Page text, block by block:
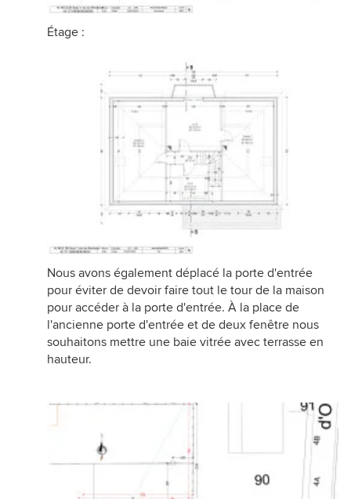
Étage :
Nous avons également déplacé la porte d'entrée
pour éviter de devoir faire tout le tour de la maison
pour accéder à la porte d'entrée. À la place de
l'ancienne porte d'entrée et de deux fenêtre nous
souhaitons mettre une baie vitrée avec terrasse en
hauteur.